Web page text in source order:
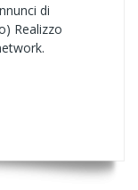
di
Realizzo